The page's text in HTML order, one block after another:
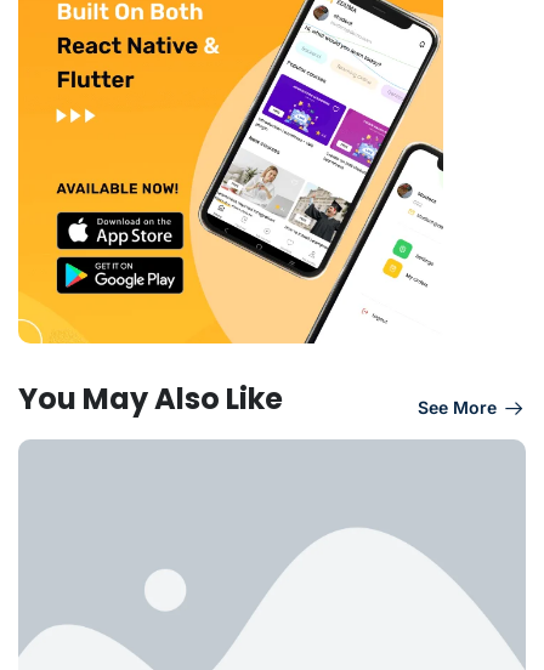
You May Also Like See More